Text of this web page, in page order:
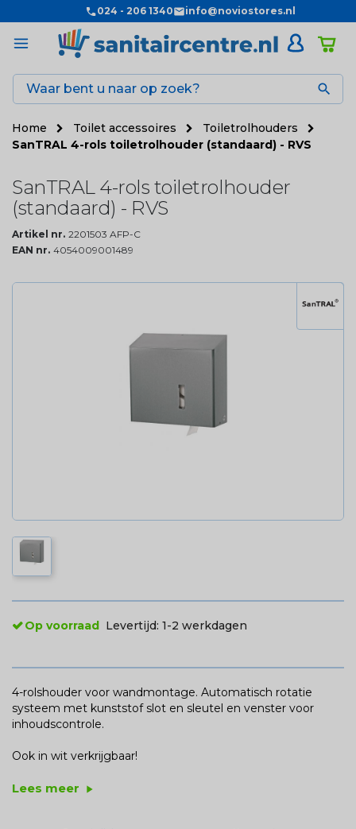
024 - 206 1340 info@noviostores.nl

Home Toilet accessoires
Toiletrolhouders
SanTRAL 4-rols toiletrolhouder (standaard) - RVS
SanTRAL 4-rols toiletrolhouder
(standaard) - RVS
Artikel nr. 2201503 AFP-C
EAN nr. 4054009001489
Op voorraad Levertijd: 1-2 werkdagen
4-rolshouder voor wandmontage. Automatisch rotatie
systeem met kunststof slot en sleutel en venster voor
inhoudscontrole.
Ook in wit verkrijgbaar!
Lees meer play_arrow